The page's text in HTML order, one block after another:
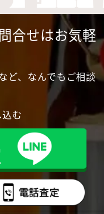
合せはお気軽
ど、なんでもご相談
む